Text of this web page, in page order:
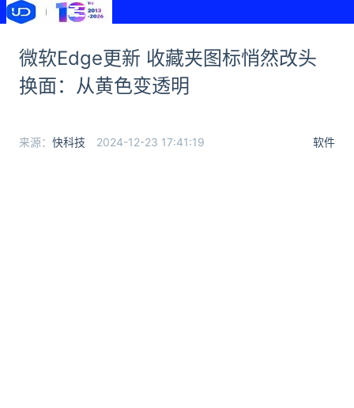
微软Edge更新 收藏夹图标悄然改头
换面：从黄色变透明
软件
来源： 快科技 2024-12-23 17:41:19